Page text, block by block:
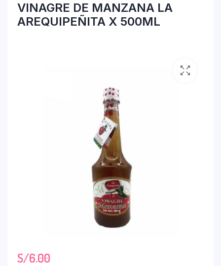
VINAGRE DE MANZANA LA
AREQUIPEÑITA X 500ML
S/6.00